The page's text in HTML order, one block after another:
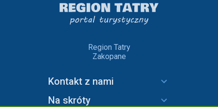
Region Tatry
Zakopane
Kontakt z nami
Na skróty